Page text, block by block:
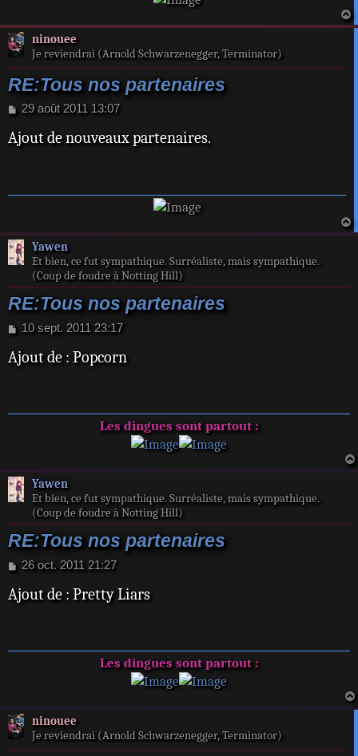
a
ninouee
Je reviendrai (Arnold Schwarzenegger, Terminator)
RE:Tous nos partenaires
M
s
s
e
29 août 2011 13:07
Ajout de nouveaux partenaires.
a
Yawen
Et bien, ce fut sympathique. Surréaliste, mais sympathique.
(Coup de foudre à Notting Hill)
RE:Tous nos partenaires
M
s
s
e
10 sept. 2011 23:17
Ajout de : Popcorn
Les dingues sont partout :
Yawen
Et bien, ce fut sympathique. Surréaliste, mais sympathique.
(Coup de foudre à Notting Hill)
RE:Tous nos partenaires
M
s
s
e
26 oct. 2011 21:27
Ajout de : Pretty Liars
Les dingues sont partout :
ninouee
Je reviendrai (Arnold Schwarzenegger, Terminator)